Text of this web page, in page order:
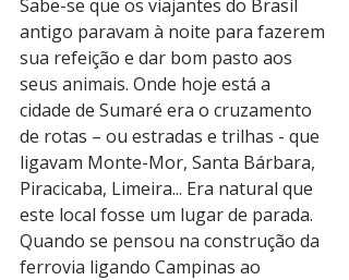
Sabe-se que os viajantes do Brasil
antigo paravam à noite para fazerem
sua refeição e dar bom pasto aos
seus animais. Onde hoje está a
cidade de Sumaré era o cruzamento
de rotas – ou estradas e trilhas - que
ligavam Monte-Mor, Santa Bárbara,
Piracicaba, Limeira... Era natural que
este local fosse um lugar de parada.
Quando se pensou na construção da
ferrovia ligando Campinas ao